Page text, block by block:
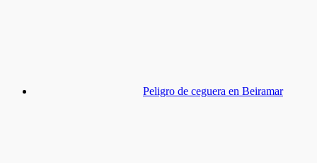
Peligro de ceguera en Beiramar